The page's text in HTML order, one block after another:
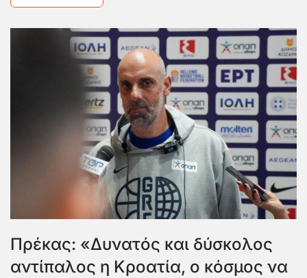
Πρέκας: «Δυνατός και δύσκολος
αντίπαλος η Κροατία, ο κόσμος να